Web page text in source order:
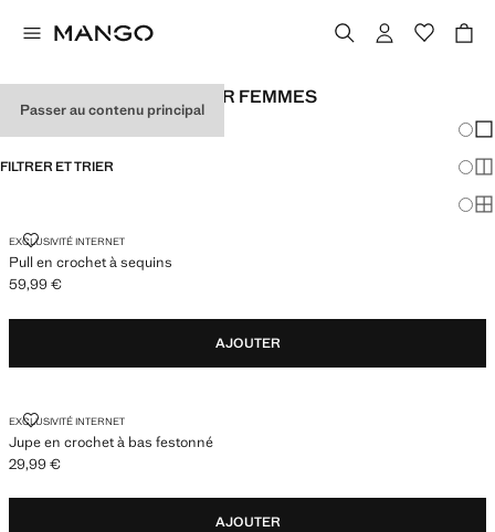
Passer au contenu principal
LOOKS DE FESTIVAL POUR FEMMES
FILTRER ET TRIER
EXCLUSIVITÉ INTERNET
Pull en crochet à sequins
PULL EN CROCHET À SEQUINS
Prix actuel [59,99 € ]
59,99 €
AJOUTER
EXCLUSIVITÉ INTERNET
Jupe en crochet à bas festonné
JUPE EN CROCHET À BAS FESTONNÉ
Prix actuel [29,99 € ]
29,99 €
AJOUTER